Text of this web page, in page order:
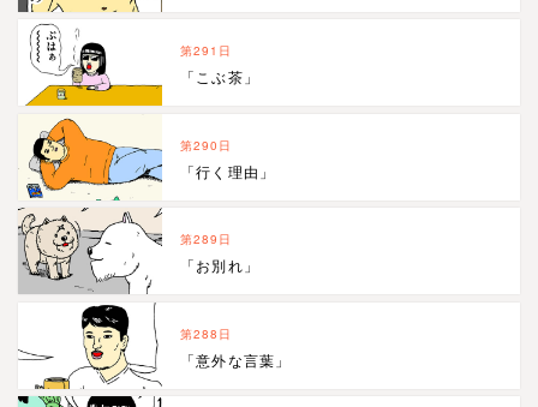
第291日
「こぶ茶」
第290日
「行く理由」
第289日
「お別れ」
第288日
「意外な言葉」